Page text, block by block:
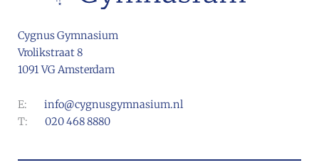
Cygnus Gymnasium
Vrolikstraat 8
1091 VG Amsterdam
E: info@cygnusgymnasium.nl
T: 020 468 8880